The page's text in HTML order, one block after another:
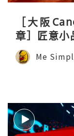
［大阪
章］匠意小
Me